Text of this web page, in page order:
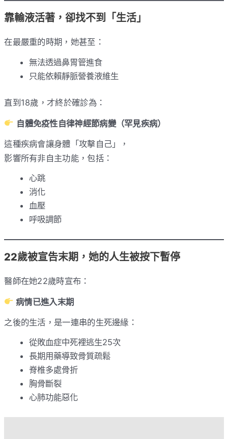
靠輸液活著，卻找不到「生活」
在最嚴重的時期，她甚至：
無法透過鼻胃管進食
只能依賴靜脈營養液維生
直到18歲，才終於確診為：
自體免疫性自律神經節病變（罕見疾病）
這種疾病會讓身體「攻擊自己」，
影響所有非自主功能，包括：
心跳
消化
血壓
呼吸調節
22歲被宣告末期，她的人生被按下暫停
醫師在她22歲時宣布：
病情已進入末期
之後的生活，是一連串的生死邊緣：
從敗血症中死裡逃生25次
長期用藥導致骨質疏鬆
脊椎多處骨折
胸骨斷裂
心肺功能惡化